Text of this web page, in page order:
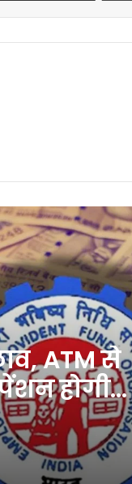
ATM से
होगी